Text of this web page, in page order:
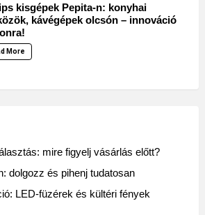
kisgépek Pepita-n: konyhai
kávégépek olcsón – innováció
More
mire figyelj vásárlás előtt?
dolgozz és pihenj tudatosan
LED-füzérek és kültéri fények